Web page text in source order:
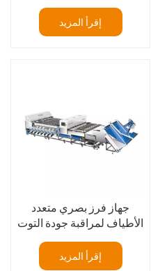
إقرأ المزيد
جهاز فرز بصري متعدد
الأطياف لمراقبة جودة التوت
إقرأ المزيد